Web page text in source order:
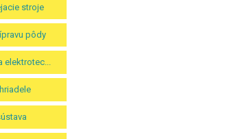
stroje
pôdy
elektrotec...